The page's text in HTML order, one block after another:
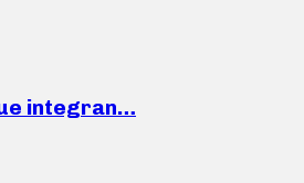
integran…